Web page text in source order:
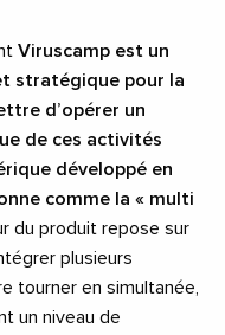
Viruscamp est un
stratégique pour la
d’opérer un
de ces activités
développé en
comme la « multi
du produit repose sur
plusieurs
tourner en simultanée,
un niveau de